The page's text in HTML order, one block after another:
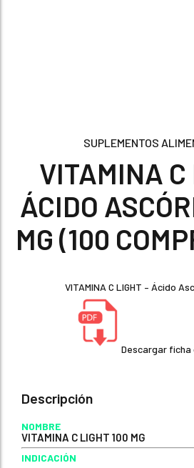
SUPLEMENTOS
VITAMINA C
ÁCIDO
MG (100
VITAMINA C LIGHT – Ácido
Descargar
Descripción
NOMBRE
VITAMINA C LIGHT 100 MG
INDICACIÓN